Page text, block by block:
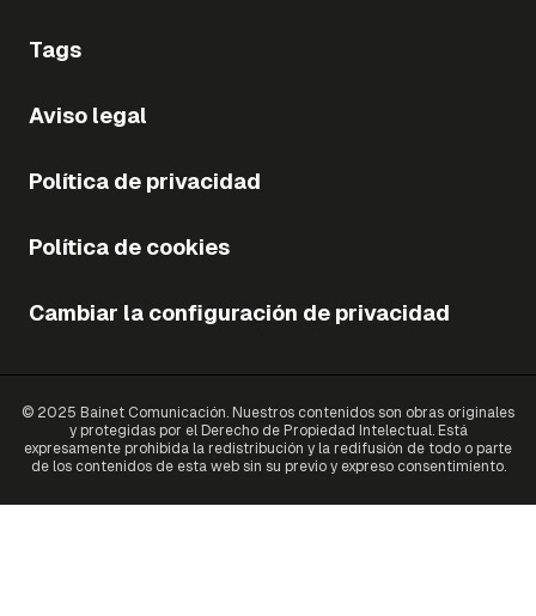
Tags
Aviso legal
Política de privacidad
Política de cookies
Cambiar la configuración de privacidad
© 2025 Bainet Comunicación. Nuestros contenidos son obras originales
y protegidas por el Derecho de Propiedad Intelectual. Está
expresamente prohibida la redistribución y la redifusión de todo o parte
de los contenidos de esta web sin su previo y expreso consentimiento.